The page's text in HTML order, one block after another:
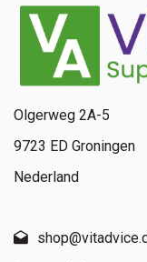
Senden
Kontaktieren Sie
Olgerweg 2A-5
9723 ED Groningen
Nederland